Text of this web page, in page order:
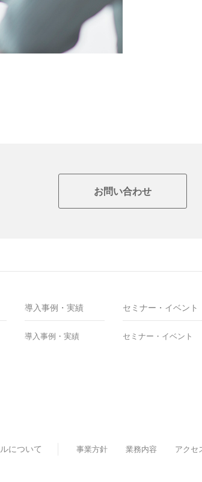
お問い合わせ
導入事例・実績
導入事例・実績
セミナー・イベント
セミナー・イベント
について 事業方針 業務内容 アクセ